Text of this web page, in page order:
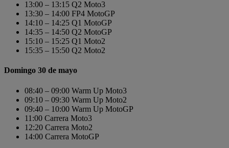
13:00 – 13:15 Q2 Moto3
13:30 – 14:00 FP4 MotoGP
14:10 – 14:25 Q1 MotoGP
14:35 – 14:50 Q2 MotoGP
15:10 – 15:25 Q1 Moto2
15:35 – 15:50 Q2 Moto2
Domingo 30 de mayo
08:40 – 09:00 Warm Up Moto3
09:10 – 09:30 Warm Up Moto2
09:40 – 10:00 Warm Up MotoGP
11:00 Carrera Moto3
12:20 Carrera Moto2
14:00 Carrera MotoGP